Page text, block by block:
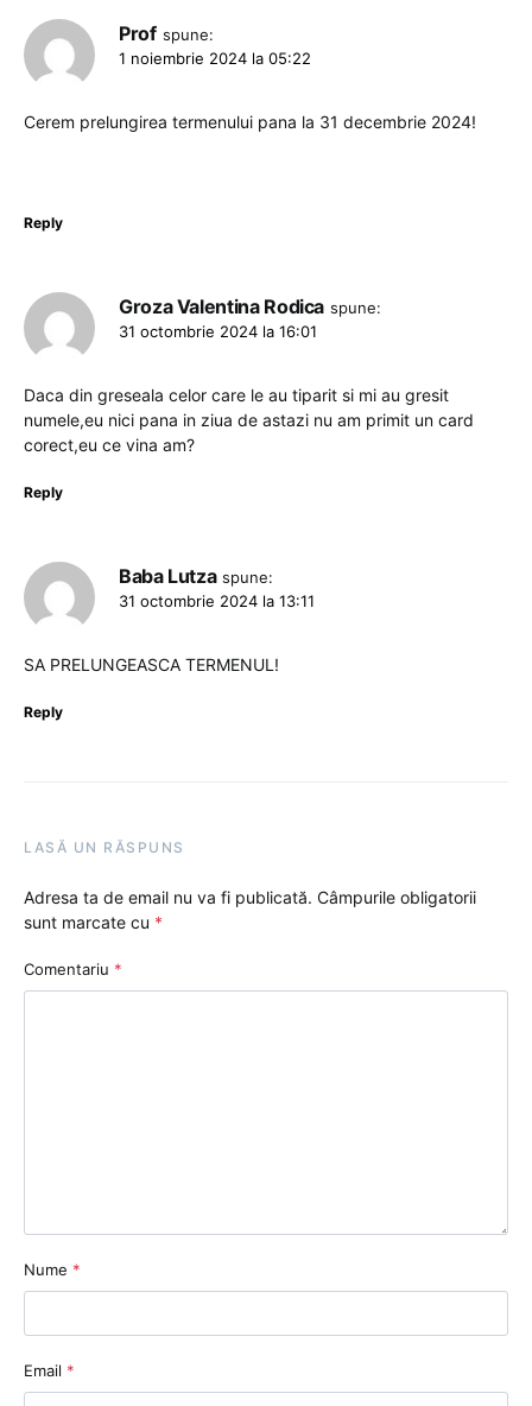
Prof spune:
1 noiembrie 2024 la 05:22
Cerem prelungirea termenului pana la 31 decembrie 2024!
Reply
Groza Valentina Rodica spune:
31 octombrie 2024 la 16:01
Daca din greseala celor care le au tiparit si mi au gresit
numele,eu nici pana in ziua de astazi nu am primit un card
corect,eu ce vina am?
Reply
Baba Lutza spune:
31 octombrie 2024 la 13:11
SA PRELUNGEASCA TERMENUL!
Reply
LASĂ UN RĂSPUNS
Adresa ta de email nu va fi publicată. Câmpurile obligatorii
sunt marcate cu *
Comentariu *
Nume *
Email *